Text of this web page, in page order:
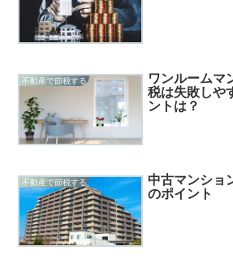
不動産で節税する
ワンルームマ
税は失敗しや
ントは？
不動産で節税する
中古マンショ
のポイント